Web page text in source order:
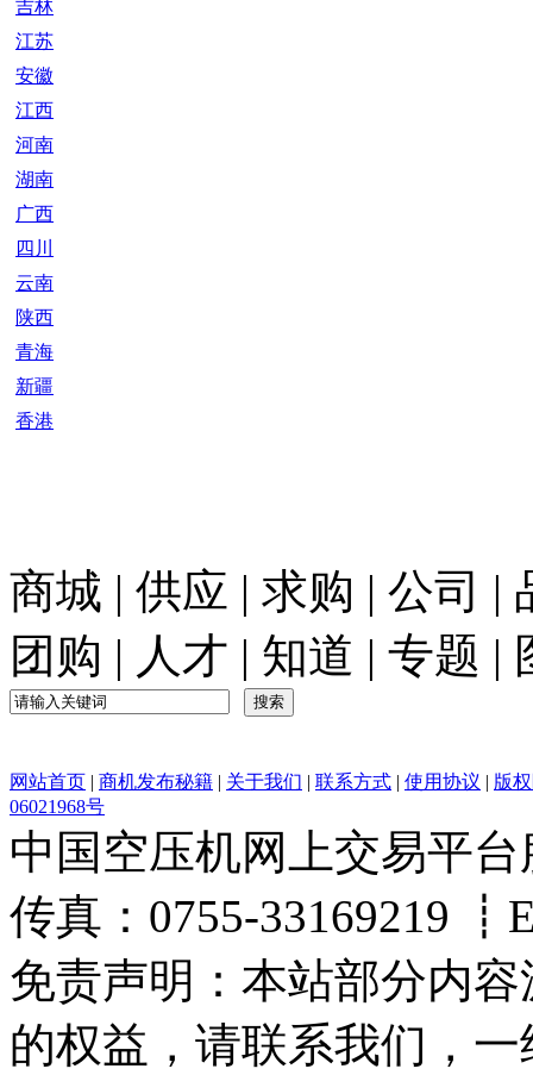
吉林
江苏
安徽
江西
河南
湖南
广西
四川
云南
陕西
青海
新疆
香港
商城 | 供应 | 求购 | 公司 |
团购 | 人才 | 知道 | 专题 |
网站首页 | 商机发布秘籍 | 关于我们 | 联系方式 | 使用协议 | 版
06021968号
中国空压机网上交易平
传真：0755-33169219
免责声明：本站部分内
的权益，请联系我们，